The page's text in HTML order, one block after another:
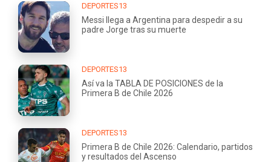
DEPORTES13
Messi llega a Argentina para despedir a su
padre Jorge tras su muerte
DEPORTES13
Así va la TABLA DE POSICIONES de la
Primera B de Chile 2026
DEPORTES13
Primera B de Chile 2026: Calendario, partidos
y resultados del Ascenso